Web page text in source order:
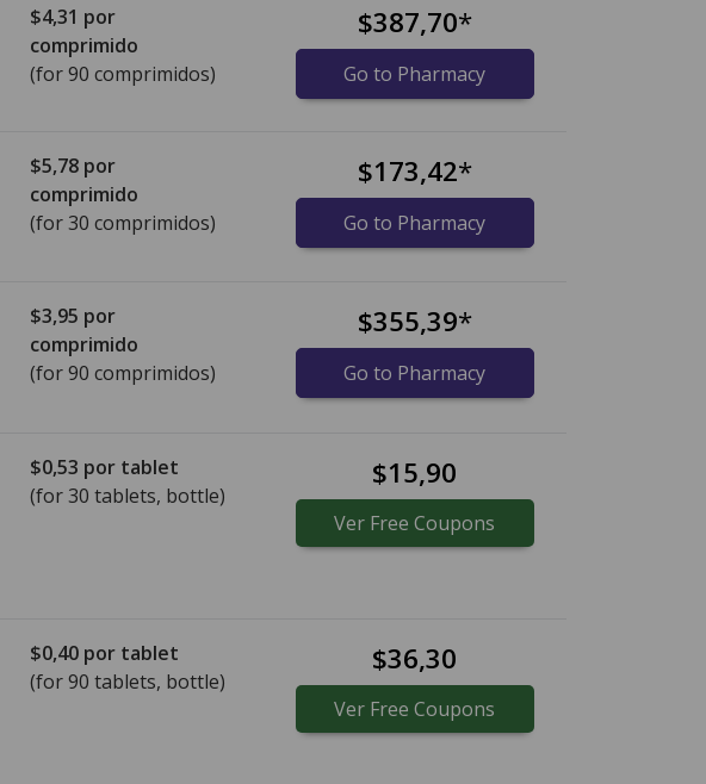
$4,31 por
comprimido
(for 90 comprimidos)
$387,70*
Go to Pharmacy
$5,78 por
comprimido
(for 30 comprimidos)
$173,42*
Go to Pharmacy
$3,95 por
comprimido
(for 90 comprimidos)
$355,39*
Go to Pharmacy
$0,53 por tablet
(for30 tablets, bottle)
$15,90
Ver Free Coupons
$0,40 por tablet
(for90 tablets, bottle)
$36,30
Ver Free Coupons